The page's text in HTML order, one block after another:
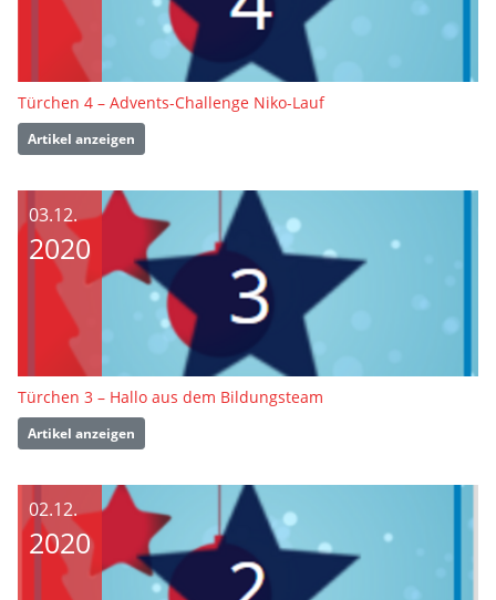
Türchen 4 – Advents-Challenge Niko-Lauf
Artikel anzeigen
03.12.
2020
Türchen 3 – Hallo aus dem Bildungsteam
Artikel anzeigen
02.12.
2020